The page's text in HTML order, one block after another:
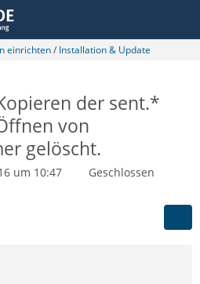
einrichten / Installation & Update
der sent.*
von
gelöscht.
um 10:47
Geschlossen